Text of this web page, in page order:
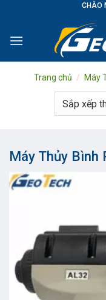
content
CHÀO
Trang chủ / Máy
Máy Thủy Bình